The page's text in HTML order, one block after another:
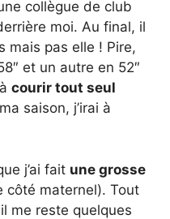
collègue de club
moi. Au final, il
mais pas elle ! Pire,
et un autre en 52″
courir tout seul
saison, j’irai à
j’ai fait une grosse
côté maternel). Tout
me reste quelques